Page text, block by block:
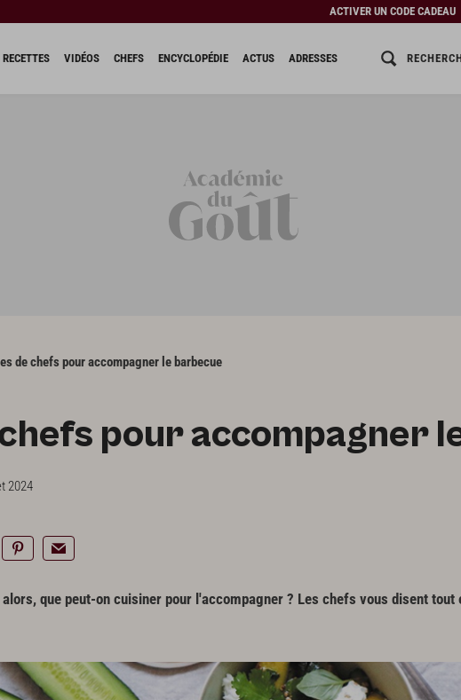
ACTIVER UN CODE CADEAU
RECETTES VIDÉOS CHEFS ENCYCLOPÉDIE ACTUS ADRESSES
de chefs pour accompagner le barbecue
pour accompagner
2024
que peut-on cuisiner pour l'accompagner ? Les chefs vous disent